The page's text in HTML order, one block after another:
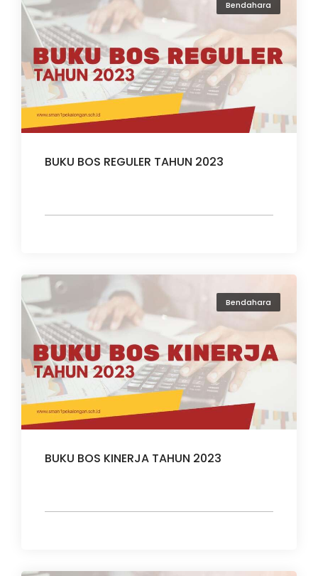
Bendahara
BUKU BOS REGULER TAHUN 2023
Bendahara
BUKU BOS KINERJA TAHUN 2023